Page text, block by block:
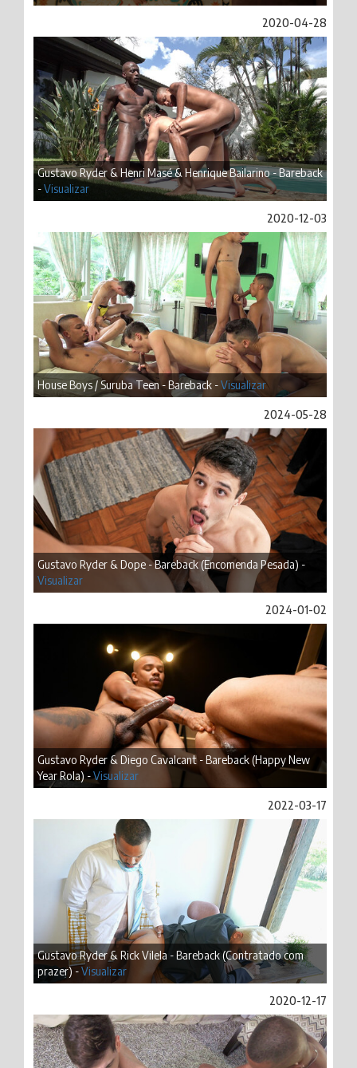
2020-04-28
Gustavo Ryder & Henri Masé & Henrique Bailarino - Bareback
-Visualizar
2020-12-03
House Boys / Suruba Teen - Bareback -Visualizar
2024-05-28
Gustavo Ryder & Dope - Bareback (Encomenda Pesada) -
Visualizar
2024-01-02
Gustavo Ryder & Diego Cavalcant - Bareback (Happy New
Year Rola) -Visualizar
2022-03-17
Gustavo Ryder & Rick Vilela - Bareback (Contratado com
prazer) -Visualizar
2020-12-17